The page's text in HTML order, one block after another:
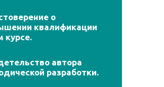
о
квалификации
курсе.
автора
разработки.